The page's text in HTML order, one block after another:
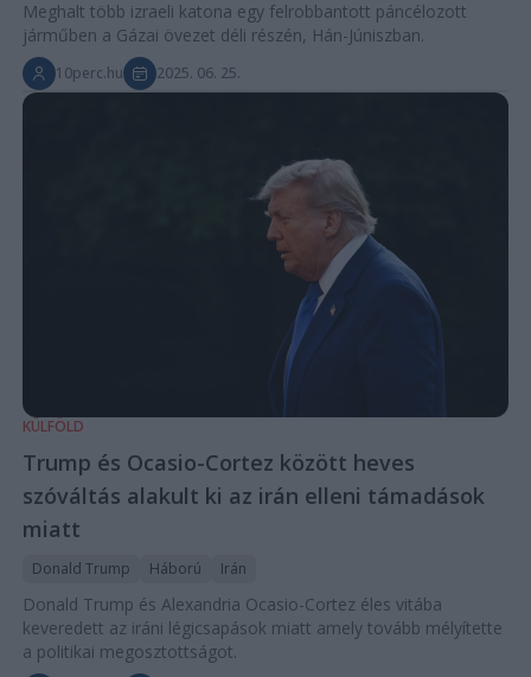
Meghalt több izraeli katona egy felrobbantott páncélozott
járműben a Gázai övezet déli részén, Hán-Júniszban.
10perc.hu 2025. 06. 25.
KÜLFÖLD
Trump és Ocasio-Cortez között heves
szóváltás alakult ki az irán elleni támadások
miatt
Donald Trump Háború Irán
Donald Trump és Alexandria Ocasio-Cortez éles vitába
keveredett az iráni légicsapások miatt amely tovább mélyítette
a politikai megosztottságot.